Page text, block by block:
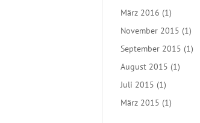
März 2016 (1)
November 2015 (1)
September 2015 (1)
August 2015 (1)
Juli 2015 (1)
März 2015 (1)